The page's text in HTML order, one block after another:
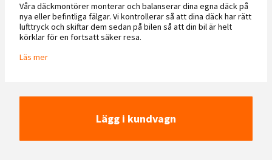
Våra däckmontörer monterar och balanserar dina egna däck på
nya eller befintliga fälgar. Vi kontrollerar så att dina däck har rätt
lufttryck och skiftar dem sedan på bilen så att din bil är helt
körklar för en fortsatt säker resa.
Läs mer
Lägg i kundvagn